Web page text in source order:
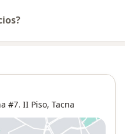
#7. II Piso, Tacna